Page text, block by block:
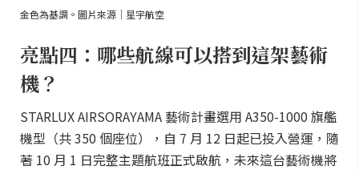
金色為基調。圖片來源｜星宇航空
亮點四：哪些航線可以搭到這架藝術
機？
STARLUX AIRSORAYAMA 藝術計畫選用 A350-1000 旗艦
機型（共 350 個座位），自 7 月 12 日起已投入營運，隨
著 10 月 1 日完整主題航班正式啟航，未來這台藝術機將